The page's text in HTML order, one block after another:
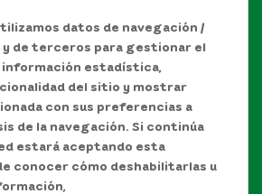
datos de navegación /
y de terceros para gestionar el
estadística,
del sitio y mostrar
con sus preferencias a
de la navegación. Si continúa
estará aceptando esta
conocer cómo deshabilitarlas u